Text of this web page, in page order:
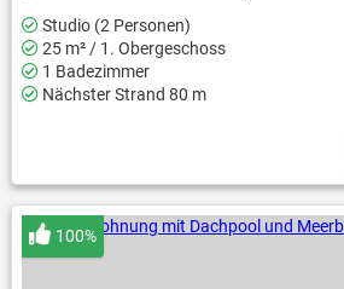
Studio (2 Personen)
25 m² / 1. Obergeschoss
1 Badezimmer
Nächster Strand 80 m
100%